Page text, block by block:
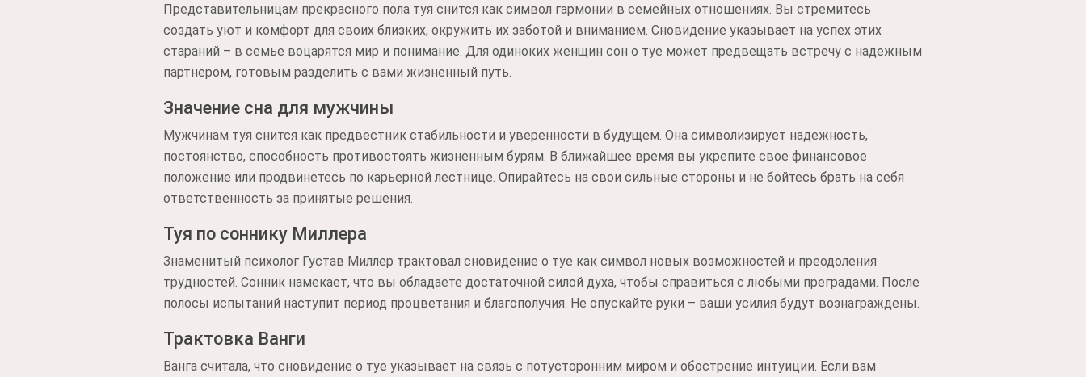
Представительницам прекрасного пола туя снится как символ гармонии в семейных отношениях. Вы стремитесь
создать уют и комфорт для своих близких, окружить их заботой и вниманием. Сновидение указывает на успех этих
стараний – в семье воцарятся мир и понимание. Для одиноких женщин сон о туе может предвещать встречу с надежным
партнером, готовым разделить с вами жизненный путь.
Значение сна для мужчины
Мужчинам туя снится как предвестник стабильности и уверенности в будущем. Она символизирует надежность,
постоянство, способность противостоять жизненным бурям. В ближайшее время вы укрепите свое финансовое
положение или продвинетесь по карьерной лестнице. Опирайтесь на свои сильные стороны и не бойтесь брать на себя
ответственность за принятые решения.
Туя по соннику Миллера
Знаменитый психолог Густав Миллер трактовал сновидение о туе как символ новых возможностей и преодоления
трудностей. Сонник намекает, что вы обладаете достаточной силой духа, чтобы справиться с любыми преградами. После
полосы испытаний наступит период процветания и благополучия. Не опускайте руки – ваши усилия будут вознаграждены.
Трактовка Ванги
Ванга считала, что сновидение о туе указывает на связь с потусторонним миром и обострение интуиции. Если вам